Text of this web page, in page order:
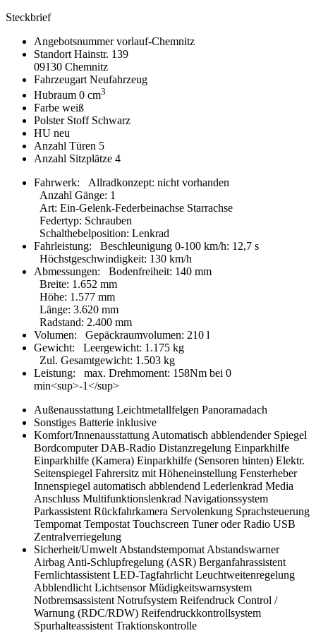
Steckbrief
Angebotsnummervorlauf-Chemnitz
Standort Hainstr. 139
09130 Chemnitz
Fahrzeugart Neufahrzeug
Hubraum 0 cm3
Farbe weiß
Polster Stoff Schwarz
HU neu
Anzahl Türen 5
Anzahl Sitzplätze 4
Fahrwerk:
Allradkonzept: nicht vorhanden
Anzahl Gänge: 1
Art: Ein-Gelenk-Federbeinachse Starrachse
Federtyp: Schrauben
Schalthebelposition: Lenkrad
Fahrleistung:
Beschleunigung 0-100 km/h: 12,7 s
Höchstgeschwindigkeit: 130 km/h
Abmessungen:
Bodenfreiheit: 140 mm
Breite: 1.652 mm
Höhe: 1.577 mm
Länge: 3.620 mm
Radstand: 2.400 mm
Volumen:
Gepäckraumvolumen: 210 l
Gewicht:
Leergewicht: 1.175 kg
Zul. Gesamtgewicht: 1.503 kg
Leistung:
max. Drehmoment: 158Nm bei 0
min<sup>-1</sup>
Außenausstattung Leichtmetallfelgen Panoramadach
Sonstiges Batterie inklusive
Komfort/Innenausstattung Automatisch abblendender Spiegel
BordcomputerDAB-Radio Distanzregelung Einparkhilfe
Einparkhilfe (Kamera) Einparkhilfe (Sensoren hinten) Elektr.
Seitenspiegel Fahrersitz mit Höheneinstellung Fensterheber
Innenspiegel automatisch abblendend Lederlenkrad Media
Anschluss Multifunktionslenkrad Navigationssystem
Parkassistent Rückfahrkamera Servolenkung Sprachsteuerung
Tempomat Tempostat Touchscreen Tuner oder Radio USB
Zentralverriegelung
Sicherheit/Umwelt Abstandstempomat Abstandswarner
Airbag Anti-Schlupfregelung (ASR) Berganfahrassistent
Fernlichtassistent LED-Tagfahrlicht Leuchtweitenregelung
Abblendlicht LichtsensorMüdigkeitswarnsystem
Notbremsassistent Notrufsystem Reifendruck Control /
Warnung (RDC/RDW) Reifendruckkontrollsystem
Spurhalteassistent Traktionskontrolle